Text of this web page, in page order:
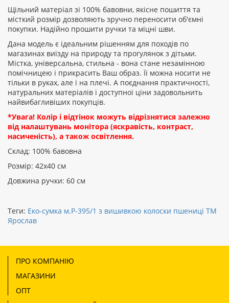
Щільний матеріал зі 100% бавовни, якісне пошиття та
місткий розмір дозволяють зручно переносити об'ємні
покупки. Надійно прошити ручки та міцні шви.
Дана модель є ідеальним рішенням для походів по
магазинах виїзду на природу та прогулянок з дітьми.
Містка, універсальна, стильна - вона стане незамінною
помічницею і прикрасить Ваш образ. Її можна носити не
тільки в руках, але і на плечі. А поєднання практичності,
натуральних матеріалів і доступної ціни задовольнить
найвибагливіших покупців.
*Увага! Колір і відтінок можуть відрізнятися залежно
від налаштувань монітора (яскравість, контраст,
насиченість), а також освітлення.
Склад: 100% бавовна
Розмір: 42х40 см
Довжина ручки: 60 см
ПРОДОВЖИТИ
Теги: Еко-сумка м.Р-395/1 з вишивкою колоски пшениці ТМ
Ярослав
ПРО КОМПАНІЮ
МАГАЗИНИ
ОПТ